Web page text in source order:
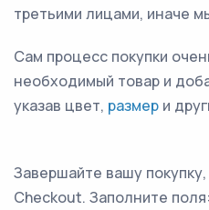
третьими лицами, иначе
Сам процесс покупки
необходимый товар и
указав цвет, размер и
Завершайте вашу
Checkout. Заполните